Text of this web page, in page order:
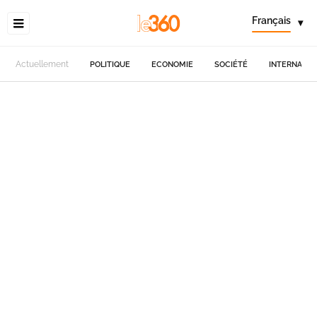
Français ▾
Actuellement POLITIQUE ECONOMIE SOCIÉTÉ